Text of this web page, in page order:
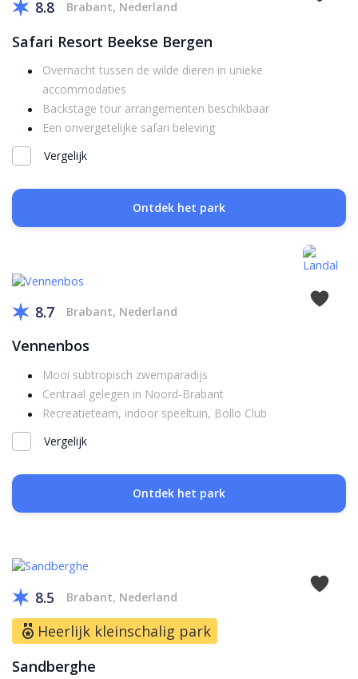
8.8 Brabant, Nederland
Safari Resort Beekse Bergen
Overnacht tussen de wilde dieren in unieke
accommodaties
Backstage tour arrangementen beschikbaar
Een onvergetelijke safari beleving
Vergelijk
Ontdek het park
8.7 Brabant, Nederland
Vennenbos
Mooi subtropisch zwemparadijs
Centraal gelegen in Noord-Brabant
Recreatieteam, indoor speeltuin, Bollo Club
Vergelijk
Ontdek het park
8.5 Brabant, Nederland
Heerlijk kleinschalig park
Sandberghe